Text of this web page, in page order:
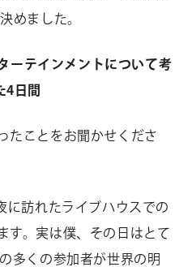
めました。
ーテインメントについて考
4日間
ことをお聞かせくださ
に訪れたライブハウスでの
す。実は僕、その日はとて
多くの参加者が世界の明